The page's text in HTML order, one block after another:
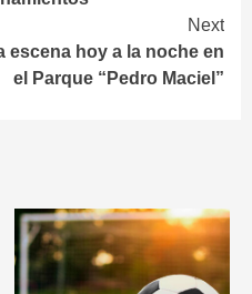
Next
escena hoy a la noche en
el Parque “Pedro Maciel”